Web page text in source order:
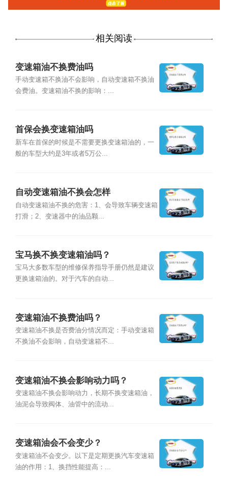
相关阅读
变速箱油不换费油吗
手动变速箱不换油不会影响，自动变速箱不换油
会费油。变速箱油不换的影响：...
首保会换变速箱油吗
新车在首保的时候是不需要更换变速箱油的，一
般的车型大约是3年或者5万公...
自动变速箱油不换会怎样
自动变速箱油不换的危害：1、会导致车辆变速箱
打滑；2、变速器中的油品颗...
宝马换不换变速箱油吗？
宝马大多数车型的维修保养指导手册仍然是建议
更换速箱油的。对于汽车的自动...
变速箱油不换费油吗？
变速箱油不换是否费油分情况而定：手动变速箱
不换油不会影响，自动变速箱不...
变速箱油不换会影响动力吗？
变速箱油不换会影响动力，长期不换变速箱油，
油泥会导致阀体、油管中的流动...
变速箱油会不会变少？
变速箱油不会变少。以下是定期更换汽车变速箱
油的作用：1、换挡性能提高：...